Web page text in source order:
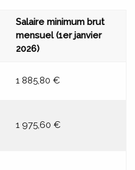
Salaire minimum brut
mensuel (1er janvier
2026)
1 885,80 €
1 975,60 €